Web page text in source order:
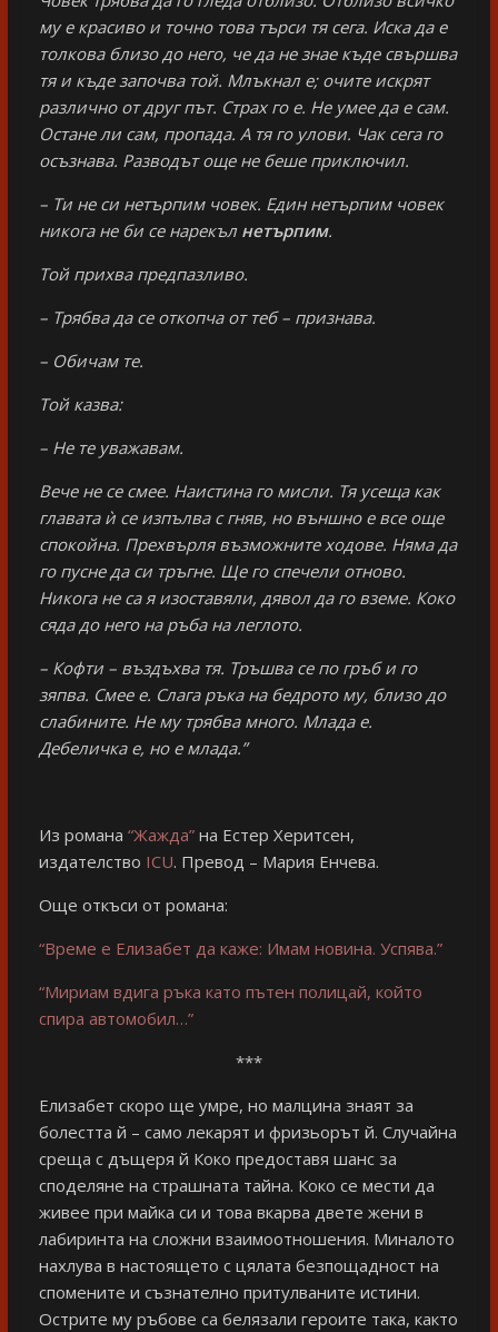
му е красиво и точно това търси тя сега. Иска да е
толкова близо до него, че да не знае къде свършва
тя и къде започва той. Млъкнал е; очите искрят
различно от друг път. Страх го е. Не умее да е сам.
Остане ли сам, пропада. А тя го улови. Чак сега го
осъзнава. Разводът още не беше приключил.
– Ти не си нетърпим човек. Един нетърпим човек
никога не би се нарекъл нетърпим.
Той прихва предпазливо.
– Трябва да се откопча от теб – признава.
– Обичам те.
Той казва:
– Не те уважавам.
Вече не се смее. Наистина го мисли. Тя усеща как
главата ѝ се изпълва с гняв, но външно е все още
спокойна. Прехвърля възможните ходове. Няма да
го пусне да си тръгне. Ще го спечели отново.
Никога не са я изоставяли, дявол да го вземе. Коко
сяда до него на ръба на леглото.
– Кофти – въздъхва тя. Тръшва се по гръб и го
зяпва. Смее е. Слага ръка на бедрото му, близо до
слабините. Не му трябва много. Млада е.
Дебеличка е, но е млада.”
Из романа “Жажда”на Естер Херитсен,
издателство ICU. Превод – Мария Енчева.
Още откъси от романа:
“Време е Елизабет да каже: Имам новина. Успява.”
“Мириам вдига ръка като пътен полицай, който
спира автомобил…”
***
Елизабет скоро ще умре, но малцина знаят за
болестта й – само лекарят и фризьорът й. Случайна
среща с дъщеря й Коко предоставя шанс за
споделяне на страшната тайна. Коко се мести да
живее при майка си и това вкарва двете жени в
лабиринта на сложни взаимоотношения. Миналото
нахлува в настоящето с цялата безпощадност на
спомените и съзнателно притулваните истини.
Острите му ръбове са белязали героите така, както